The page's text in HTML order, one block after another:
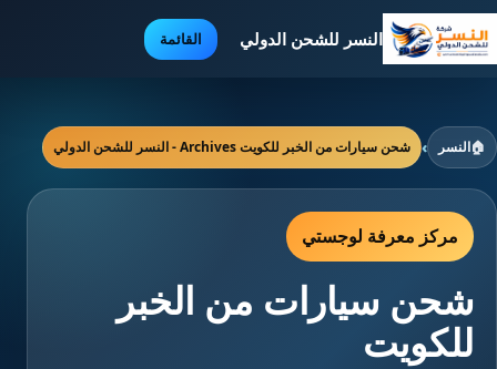
النسر للشحن الدولي القائمة
🏠النسر › شحن سيارات من الخبر للكويت Archives - النسر للشحن الدولي
مركز معرفة لوجستي
شحن سيارات من الخبر
للكويت